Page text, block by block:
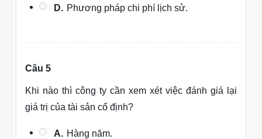
D. Phương pháp chi phí lịch sử.
Câu 5
Khi nào thì công ty cần xem xét việc đánh giá lại
giá trị của tài sản cố định?
A. Hàng năm.